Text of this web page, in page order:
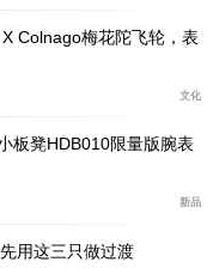
Colnago梅花陀飞轮，表
文化
板凳HDB010限量版腕表
新品
用这三只做过渡